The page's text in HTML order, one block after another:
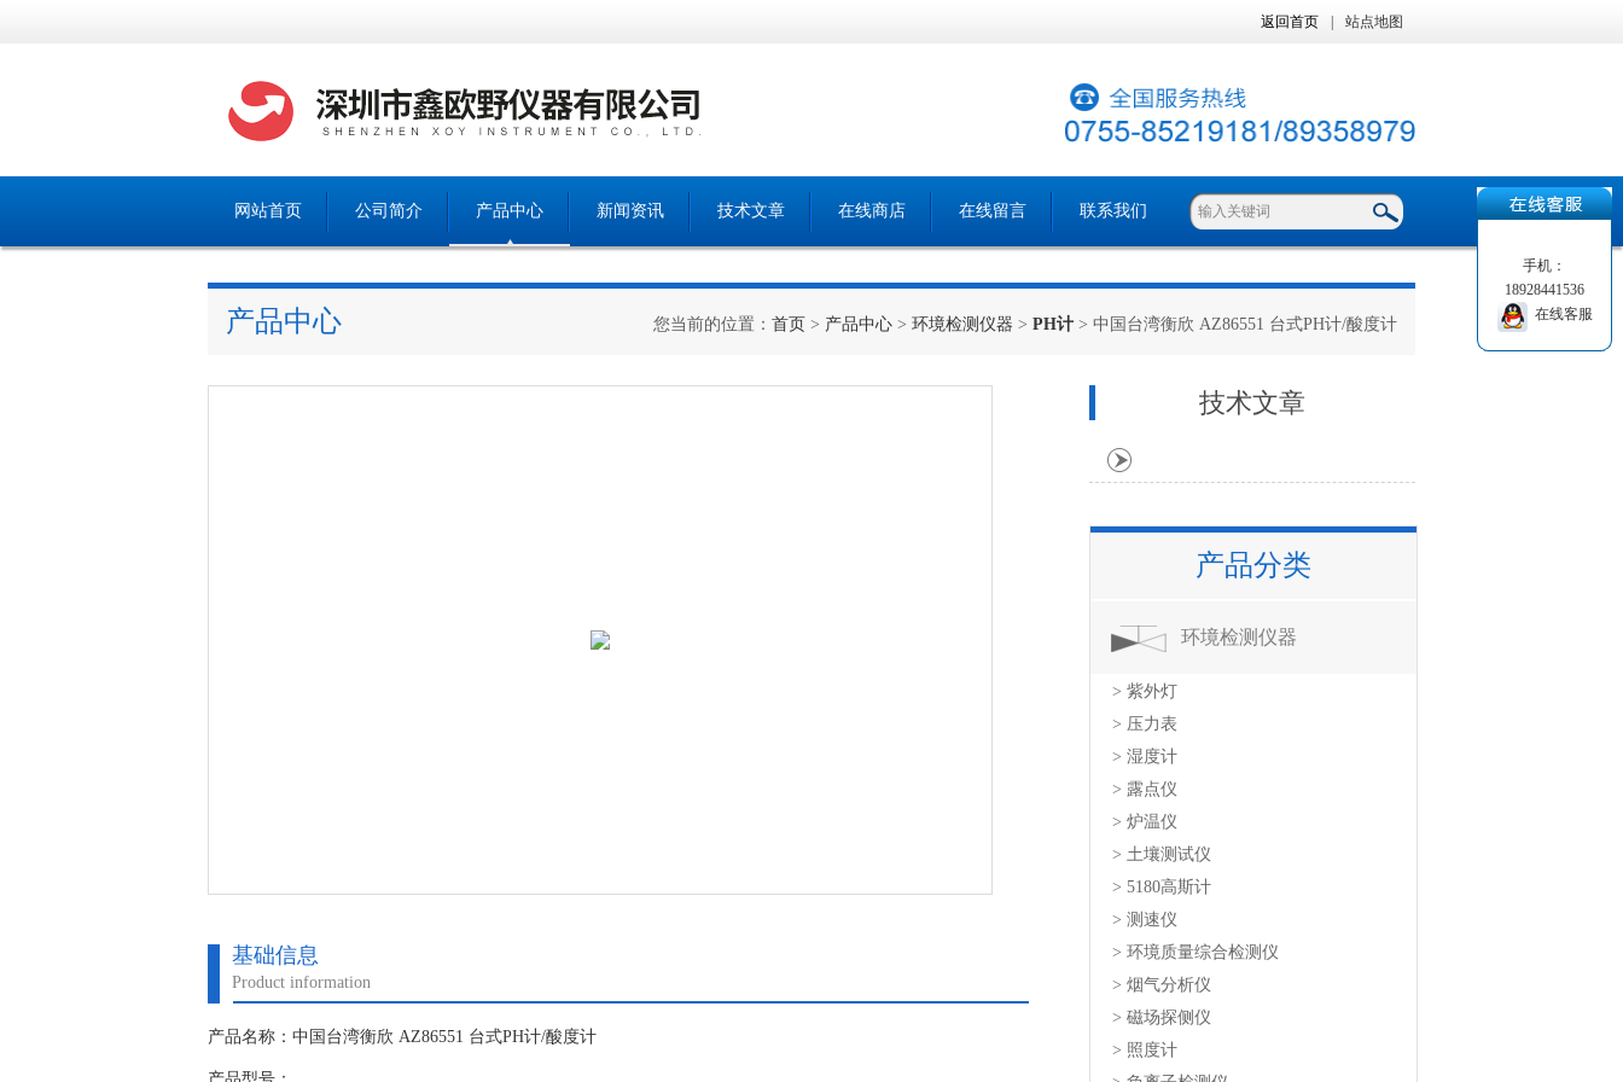
返回首页 站点地图
网站首页 公司简介 产品中心 新闻资讯 技术文章 在线商店 在线留言 联系我们
产品中心 您当前的位置： 首页 > 产品中心 > 环境检测仪器 > PH计 > 中国台湾衡欣 AZ86551 台式PH计/酸度计
基础信息
Product information
产品名称：中国台湾衡欣 AZ86551 台式PH计/酸度计
技术文章
产品分类
环境检测仪器
> 紫外灯
> 压力表
> 湿度计
> 露点仪
> 炉温仪
> 土壤测试仪
> 5180高斯计
> 测速仪
> 环境质量综合检测仪
> 烟气分析仪
> 磁场探侧仪
> 照度计
手机：
18928441536
在线客服